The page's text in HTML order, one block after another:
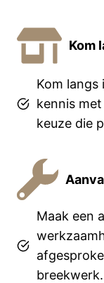
Kom
Kom langs
kennis
keuze die
Maak een
breekwerk.